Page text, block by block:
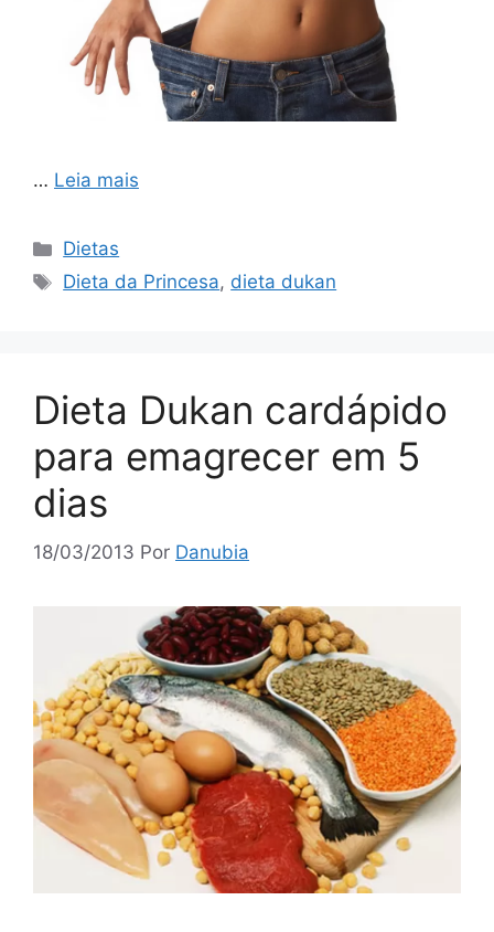
… Leia mais
Categorias
Dietas
Tags
Dieta da Princesa, dieta dukan
Dieta Dukan cardápido
para emagrecer em 5
dias
18/03/2013 Por Danubia